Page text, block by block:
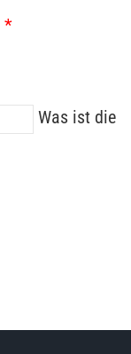
*
Was ist die